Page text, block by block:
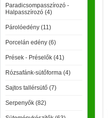
Paradicsompasszírozó -
Halpasszírozó (4)
Párolóedény (11)
Porcelán edény (6)
Prések - Préselők (41)
Rózsafánk-sütőforma (4)
Sajtos tallérsütő (7)
Serpenyők (82)